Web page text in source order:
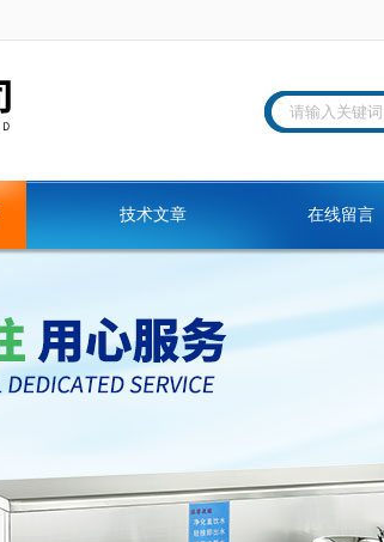
技术文章 在线留言